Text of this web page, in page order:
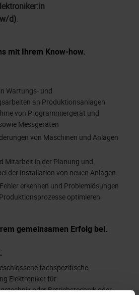
d).
mit Ihrem Know-how.
Wartungs- und
an Produktionsanlagen
von Programmiergerät und
Messgeräten
von Maschinen und Anlagen
Mitarbeit in der Planung und
der Installation von neuen Anlagen
erkennen und Problemlösungen
optimieren
gemeinsamen Erfolg bei.
fachspezifische
Elektroniker für
oder Betriebstechnik oder